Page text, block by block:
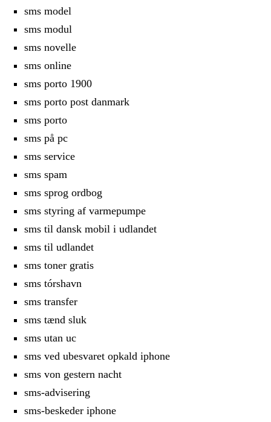
sms model
sms modul
sms novelle
sms online
sms porto 1900
sms porto post danmark
sms porto
sms på pc
sms service
sms spam
sms sprog ordbog
sms styring af varmepumpe
sms til dansk mobil i udlandet
sms til udlandet
sms toner gratis
sms tórshavn
sms transfer
sms tænd sluk
sms utan uc
sms ved ubesvaret opkald iphone
sms von gestern nacht
sms-advisering
sms-beskeder iphone